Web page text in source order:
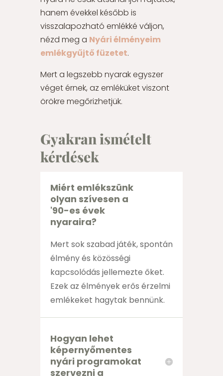
hanem évekkel később is
visszalapozható emlékké váljon,
nézd meg a Nyári élményeim
emlékgyűjtő füzetet.
Mert a legszebb nyarak egyszer
véget érnek, az emléküket viszont
örökre megőrizhetjük.
Gyakran ismételt
kérdések
Miért emlékszünk
olyan szívesen a
'90-es évek
nyaraira?
Mert sok szabad játék, spontán
élmény és közösségi
kapcsolódás jellemezte őket.
Ezek az élmények erős érzelmi
emlékeket hagytak bennünk.
Hogyan lehet
képernyőmentes
nyári programokat
szervezni a